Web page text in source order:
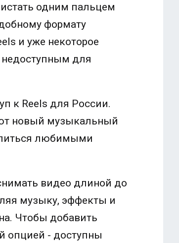
одним пальцем
формату
и уже некоторое
недоступным для
к Reels для России.
новый музыкальный
любимыми
видео длиной до
музыку, эффекты и
Чтобы добавить
опцией - доступны